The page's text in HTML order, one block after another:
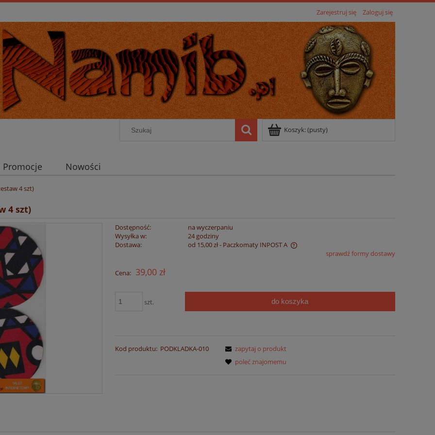
Zarejestruj się Zaloguj się
Koszyk:(pusty)
Promocje Nowości
4 szt)
4 szt)
Dostępność:
na wyczerpaniu
Wysyłka w:
24 godziny
Dostawa:
od 15,00 zł- Paczkomaty INPOST A
sprawdź formy dostawy
Cena: 39,00 zł
szt. do koszyka
Kod produktu: PODKLADKA-010
zapytaj o produkt
poleć znajomemu